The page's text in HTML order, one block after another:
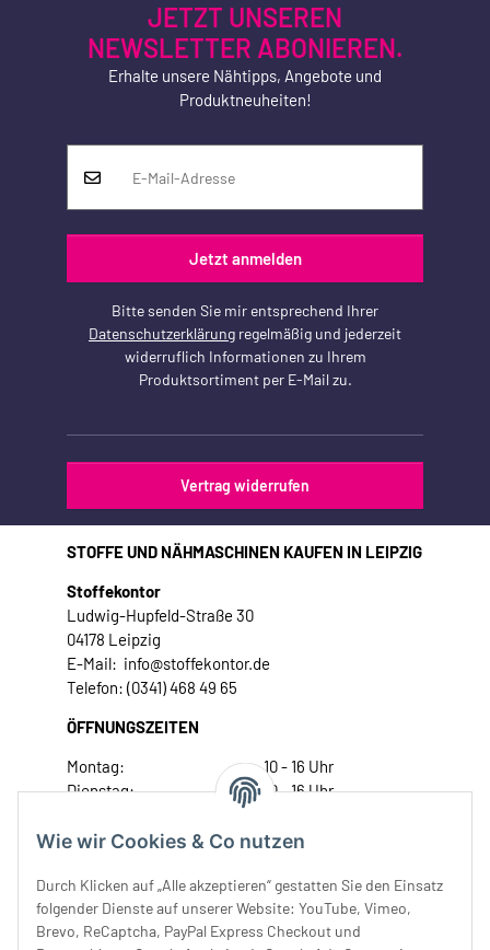
Wie wir Cookies & Co nutzen
Durch Klicken auf „Alle akzeptieren“ gestatten Sie den Einsatz
folgender Dienste auf unserer Website: YouTube, Vimeo,
Brevo, ReCaptcha, PayPal Express Checkout und
JETZT UNSEREN
NEWSLETTER ABONIEREN.
Erhalte unsere Nähtipps, Angebote und
Produktneuheiten!
Jetzt anmelden
Bitte senden Sie mir entsprechend Ihrer
Datenschutzerklärung regelmäßig und jederzeit
widerruflich Informationen zu Ihrem
Produktsortiment per E-Mail zu.
Vertrag widerrufen
STOFFE UND NÄHMASCHINEN KAUFEN IN LEIPZIG
Stoffekontor
Ludwig-Hupfeld-Straße 30
04178 Leipzig
E-Mail: info@stoffekontor.de
Telefon: (0341) 468 49 65
ÖFFNUNGSZEITEN
Montag:
10 - 16 Uhr
Dienstag:
10 - 16 Uhr
Donnerstag:
10 - 18 Uhr
Samstag:
10 - 14 Uhr
Unser Service